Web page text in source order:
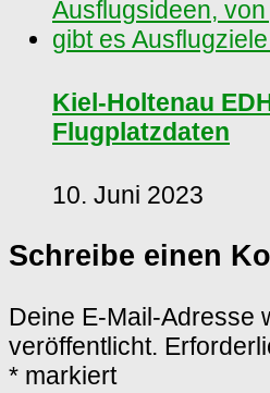
Kiel-Holtenau
Flugplatzdaten
10. Juni 2023
Schreibe einen
Deine E-Mail-Adresse
veröffentlicht.
* markiert